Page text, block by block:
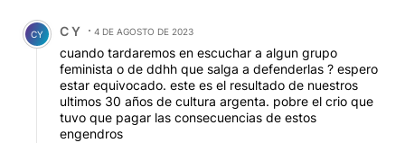
Comentario de C Y.
CY C Y 4 DE AGOSTO DE 2023
cuando tardaremos en escuchar a algun grupo
feminista o de ddhh que salga a defenderlas ? espero
estar equivocado. este es el resultado de nuestros
ultimos 30 años de cultura argenta. pobre el crio que
tuvo que pagar las consecuencias de estos
engendros